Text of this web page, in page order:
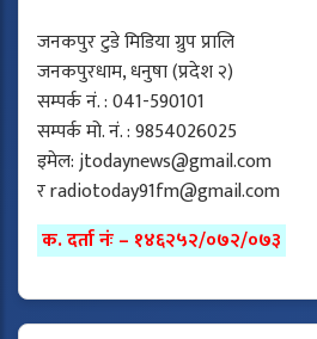
जनकपुर टुडे मिडिया ग्रुप प्रालि
जनकपुरधाम, धनुषा (प्रदेश २)
सम्पर्क नं. : 041-590101
सम्पर्क मो. नं. : 9854026025
इमेल:jtodaynews@gmail.com
रradiotoday91fm@gmail.com
क. दर्ता नंः – १४६२५२/०७२/०७३